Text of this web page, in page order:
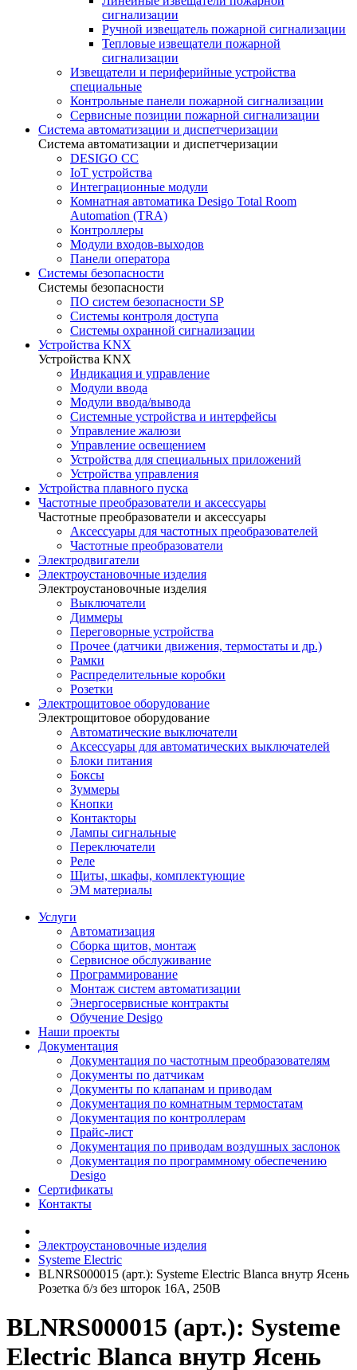
сигнализации
Ручной извещатель пожарной сигнализации
Тепловые извещатели пожарной
сигнализации
Извещатели и периферийные устройства
специальные
Контрольные панели пожарной сигнализации
Сервисные позиции пожарной сигнализации
Система автоматизации и диспетчеризации
Система автоматизации и диспетчеризации
DESIGO CC
IoT устройства
Интеграционные модули
Комнатная автоматика Desigo Total Room
Automation (TRA)
Контроллеры
Модули входов-выходов
Панели оператора
Системы безопасности
Системы безопасности
ПО систем безопасности SP
Системы контроля доступа
Системы охранной сигнализации
Устройства KNX
Устройства KNX
Индикация и управление
Модули ввода
Модули ввода/вывода
Системные устройства и интерфейсы
Управление жалюзи
Управление освещением
Устройства для специальных приложений
Устройства управления
Устройства плавного пуска
Частотные преобразователи и аксессуары
Частотные преобразователи и аксессуары
Аксессуары для частотных преобразователей
Частотные преобразователи
Электродвигатели
Электроустановочные изделия
Электроустановочные изделия
Выключатели
Диммеры
Переговорные устройства
Прочее (датчики движения, термостаты и др.)
Рамки
Распределительные коробки
Розетки
Электрощитовое оборудование
Электрощитовое оборудование
Автоматические выключатели
Аксессуары для автоматических выключателей
Блоки питания
Боксы
Зуммеры
Кнопки
Контакторы
Лампы сигнальные
Переключатели
Реле
Щиты, шкафы, комплектующие
ЭМ материалы
Услуги
Автоматизация
Сборка щитов, монтаж
Сервисное обслуживание
Программирование
Монтаж систем автоматизации
Энергосервисные контракты
Обучение Desigo
Наши проекты
Документация
Документация по частотным преобразователям
Документы по датчикам
Документы по клапанам и приводам
Документация по комнатным термостатам
Документация по контроллерам
Прайс-лист
Документация по приводам воздушных заслонок
Документация по программному обеспечению
Desigo
Сертификаты
Контакты
Электроустановочные изделия
Systeme Electric
BLNRS000015 (арт.): Systeme Electric Blanca внутр Ясень
Розетка б/з без шторок 16А, 250В
BLNRS000015 (арт.): Systeme
Electric Blanca внутр Ясень